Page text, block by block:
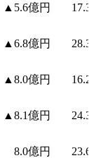
▲5.6億円
▲6.8億円
▲8.0億円
▲8.1億円
8.0億円